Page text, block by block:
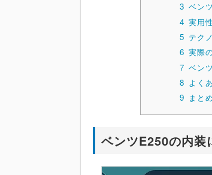
3 ベン
4 実用
5 テク
6 実際
7 ベン
8 よく
9 まと
ベンツE250の内装